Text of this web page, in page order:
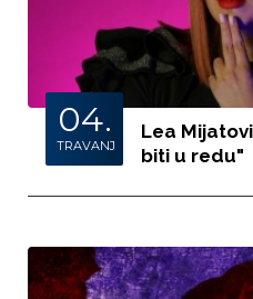
04.
TRAVANJ
Lea
biti u redu"